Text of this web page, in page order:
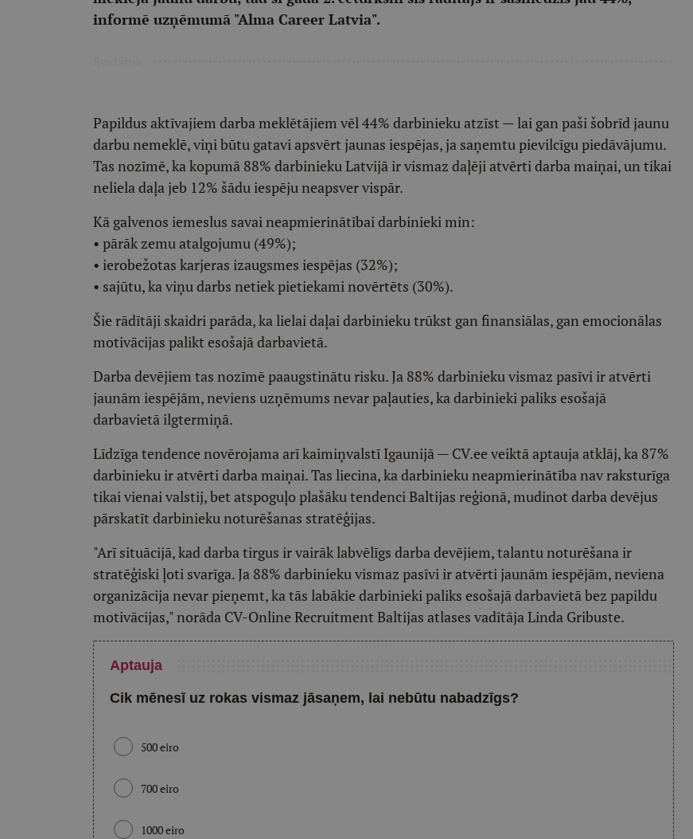
informē uzņēmumā "Alma Career Latvia".
Papildus aktīvajiem darba meklētājiem vēl 44% darbinieku atzīst — lai gan paši šobrīd jaunu
darbu nemeklē, viņi būtu gatavi apsvērt jaunas iespējas, ja saņemtu pievilcīgu piedāvājumu.
Tas nozīmē, ka kopumā 88% darbinieku Latvijā ir vismaz daļēji atvērti darba maiņai, un tikai
neliela daļa jeb 12% šādu iespēju neapsver vispār.
Kā galvenos iemeslus savai neapmierinātībai darbinieki min:
• pārāk zemu atalgojumu (49%);
• ierobežotas karjeras izaugsmes iespējas (32%);
• sajūtu, ka viņu darbs netiek pietiekami novērtēts (30%).
Šie rādītāji skaidri parāda, ka lielai daļai darbinieku trūkst gan finansiālas, gan emocionālas
motivācijas palikt esošajā darbavietā.
Darba devējiem tas nozīmē paaugstinātu risku. Ja 88% darbinieku vismaz pasīvi ir atvērti
jaunām iespējām, neviens uzņēmums nevar paļauties, ka darbinieki paliks esošajā
darbavietā ilgtermiņā.
Līdzīga tendence novērojama arī kaimiņvalstī Igaunijā — CV.ee veiktā aptauja atklāj, ka 87%
darbinieku ir atvērti darba maiņai. Tas liecina, ka darbinieku neapmierinātība nav raksturīga
tikai vienai valstij, bet atspoguļo plašāku tendenci Baltijas reģionā, mudinot darba devējus
pārskatīt darbinieku noturēšanas stratēģijas.
"Arī situācijā, kad darba tirgus ir vairāk labvēlīgs darba devējiem, talantu noturēšana ir
stratēģiski ļoti svarīga. Ja 88% darbinieku vismaz pasīvi ir atvērti jaunām iespējām, neviena
organizācija nevar pieņemt, ka tās labākie darbinieki paliks esošajā darbavietā bez papildu
motivācijas," norāda CV-Online Recruitment Baltijas atlases vadītāja Linda Gribuste.
Aptauja
Cik mēnesī uz rokas vismaz jāsaņem, lai nebūtu nabadzīgs?
500 eiro
700 eiro
1000 eiro